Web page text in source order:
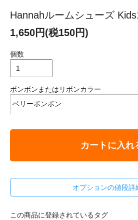
Hannahルームシューズ
1,650円(税150円)
個数
ボンボンまたはリボンカラー
カートに入れ
オプションの値段詳
この商品に登録されているタグ